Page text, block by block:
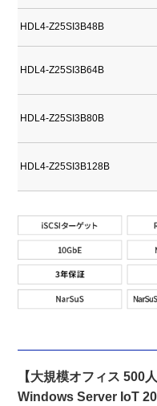
HDL4-Z25SI3B48B
HDL4-Z25SI3B64B
HDL4-Z25SI3B80B
HDL4-Z25SI3B128B
【大規模オフィス 500人
Windows Server IoT